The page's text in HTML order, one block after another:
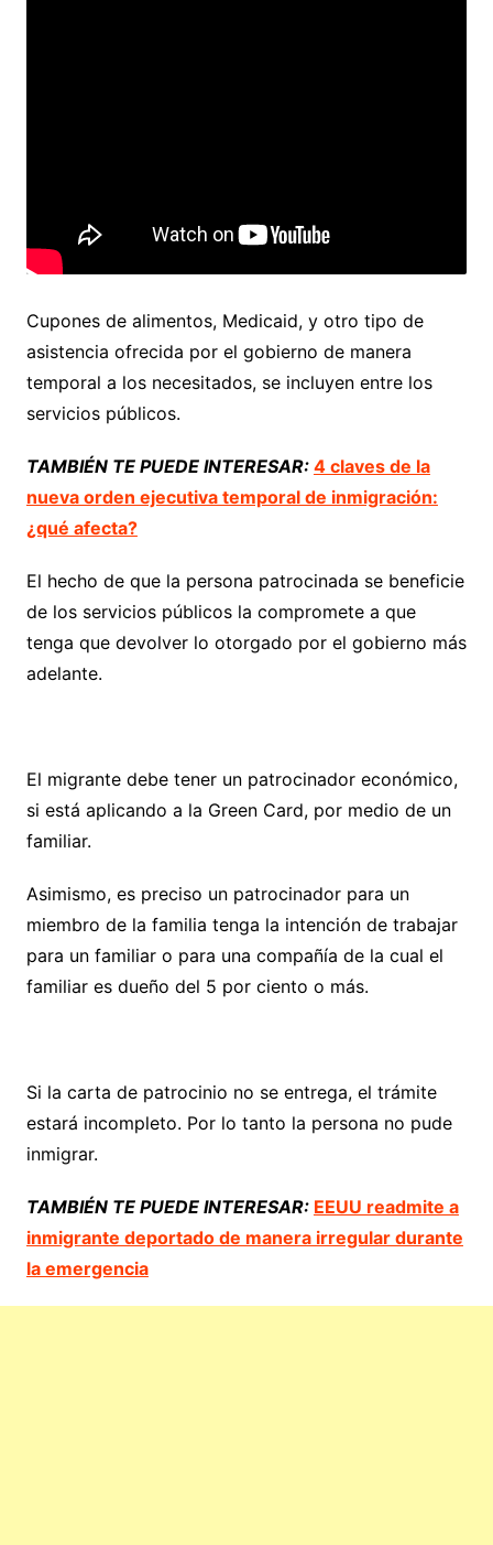
Cupones de alimentos, Medicaid, y otro tipo de
asistencia ofrecida por el gobierno de manera
temporal a los necesitados, se incluyen entre los
servicios públicos.
TAMBIÉN TE PUEDE INTERESAR: 4 claves de la
nueva orden ejecutiva temporal de inmigración:
¿qué afecta?
El hecho de que la persona patrocinada se beneficie
de los servicios públicos la compromete a que
tenga que devolver lo otorgado por el gobierno más
adelante.
El migrante debe tener un patrocinador económico,
si está aplicando a la Green Card, por medio de un
familiar.
Asimismo, es preciso un patrocinador para un
miembro de la familia tenga la intención de trabajar
para un familiar o para una compañía de la cual el
familiar es dueño del 5 por ciento o más.
Si la carta de patrocinio no se entrega, el trámite
estará incompleto. Por lo tanto la persona no pude
inmigrar.
TAMBIÉN TE PUEDE INTERESAR: EEUU readmite a
inmigrante deportado de manera irregular durante
la emergencia